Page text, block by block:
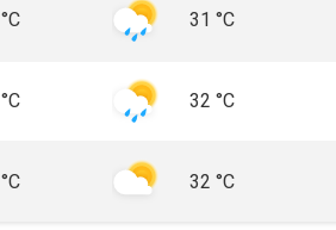
°C 31 °C
°C 32 °C
°C 32 °C